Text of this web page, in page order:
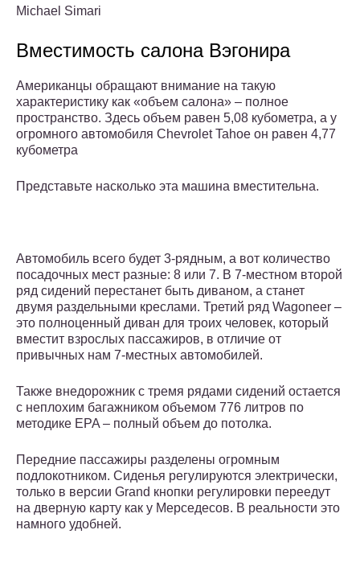
Michael Simari
Вместимость салона Вэгонира
Американцы обращают внимание на такую
характеристику как «объем салона» – полное
пространство. Здесь объем равен 5,08 кубометра, а у
огромного автомобиля Chevrolet Tahoe он равен 4,77
кубометра
Представьте насколько эта машина вместительна.
Автомобиль всего будет 3-рядным, а вот количество
посадочных мест разные: 8 или 7. В 7-местном второй
ряд сидений перестанет быть диваном, а станет
двумя раздельными креслами. Третий ряд Wagoneer –
это полноценный диван для троих человек, который
вместит взрослых пассажиров, в отличие от
привычных нам 7-местных автомобилей.
Также внедорожник с тремя рядами сидений остается
с неплохим багажником объемом 776 литров по
методике EPA – полный объем до потолка.
Передние пассажиры разделены огромным
подлокотником. Сиденья регулируются электрически,
только в версии Grand кнопки регулировки переедут
на дверную карту как у Мерседесов. В реальности это
намного удобней.